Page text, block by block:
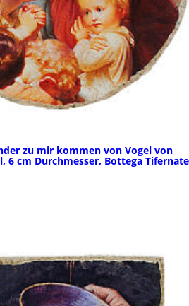
zu mir kommen von Vogel von
6 cm Durchmesser, Bottega Tifernate